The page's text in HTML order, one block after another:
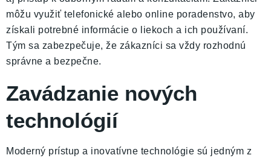
môžu využiť telefonické alebo online poradenstvo, aby
získali potrebné informácie o liekoch a ich používaní.
Tým sa zabezpečuje, že zákazníci sa vždy rozhodnú
správne a bezpečne.
Zavádzanie nových
technológií
Moderný prístup a inovatívne technológie sú jedným z